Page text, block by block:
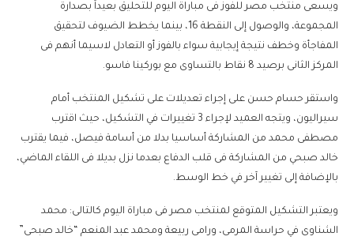
ويسعى منتخب مصر للفوز فى مباراة اليوم للتحليق بعيداً بصدارة
المجموعة، والوصول إلى النقطة 16، بينما يخطط الضيوف لتحقيق
المفاجأة وخطف نتيجة إيجابية سواء بالفوز أو التعادل لاسيما أنهم فى
المركز الثانى برصيد 8 نقاط بالتساوى مع بوركينا فاسو.
واستقر حسام حسن على إجراء تعديلات على تشكيل المنتخب أمام
سيراليون، ويتجه العميد لإجراء 3 تغييرات في التشكيل، حيث اقترب
مصطفى محمد من المشاركة أساسيا بدلا من أسامة فيصل، فيما يقترب
خالد صبحي من المشاركة فى قلب الدفاع بعدما نزل بديلا فى اللقاء الماضي،
بالإضافة إلى تغيير آخر في خط الوسط.
ويعتبر التشكيل المتوقع لمنتخب مصر فى مباراة اليوم كالتالى: محمد
الشناوى في حراسة المرمى، ورامى ربيعة ومحمد عبد المنعم “خالد صبحى”